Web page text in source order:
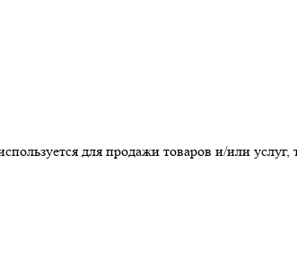
для продажи товаров и/или услуг,